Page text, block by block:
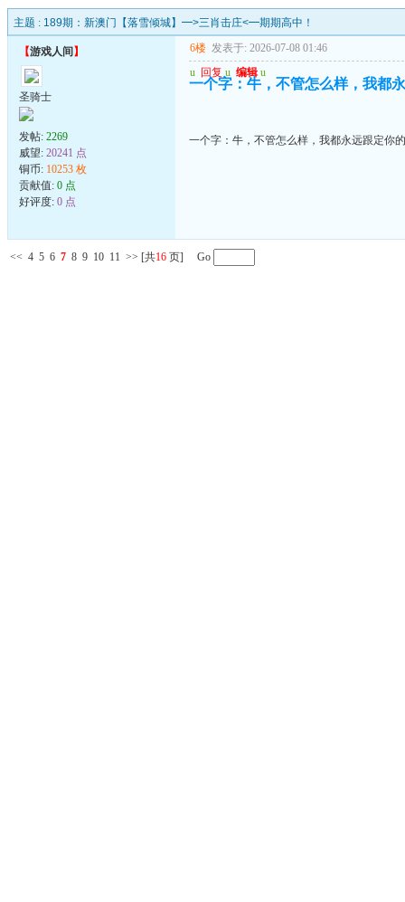
主题 : 189期：新澳门【落雪倾城】━>三肖击庄<━期期高中！
【游戏人间 】
圣骑士
发帖: 2269
威望: 20241 点
铜币: 10253 枚
贡献值: 0 点
好评度: 0 点
6楼 发表于: 2026-07-08 01:46
u 回复 u 编辑 u
一个字：牛，不管怎么样，我都
一个字：牛，不管怎么样，我都永远跟定你的
<< 4 5 6 7 8 9 10 11 >> [共16 页] Go